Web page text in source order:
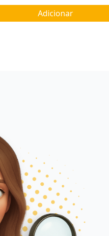
Adicionar